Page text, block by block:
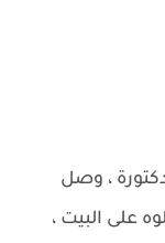
، وصل
على البيت ،